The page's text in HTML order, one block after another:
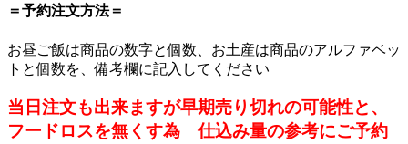
＝予約注文方法＝
お昼ご飯は商品の数字と個数、お土産は商品のアルファベッ
トと個数を、備考欄に記入してください
当日注文も出来ますが早期売り切れの可能性と、
フードロスを無くす為 仕込み量の参考にご予約